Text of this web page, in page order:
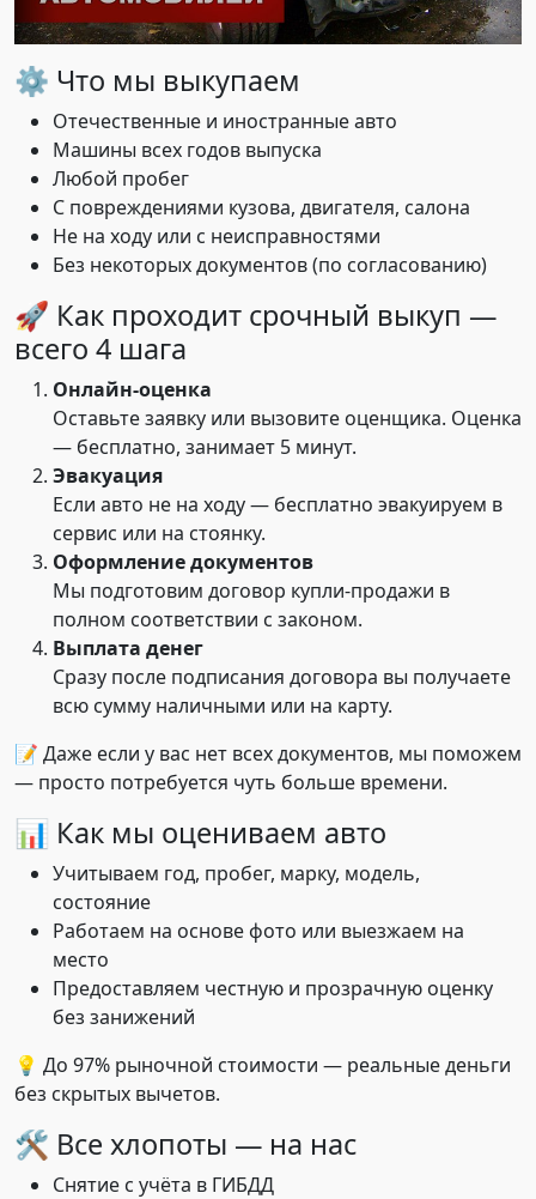
⚙️ Что мы выкупаем
Отечественные и иностранные авто
Машины всех годов выпуска
Любой пробег
С повреждениями кузова, двигателя, салона
Не на ходу или с неисправностями
Без некоторых документов (по согласованию)
🚀 Как проходит срочный выкуп —
всего 4 шага
Онлайн-оценка
Оставьте заявку или вызовите оценщика. Оценка
— бесплатно, занимает 5 минут.
Эвакуация
Если авто не на ходу — бесплатно эвакуируем в
сервис или на стоянку.
Оформление документов
Мы подготовим договор купли-продажи в
полном соответствии с законом.
Выплата денег
Сразу после подписания договора вы получаете
всю сумму наличными или на карту.
📝 Даже если у вас нет всех документов, мы поможем
— просто потребуется чуть больше времени.
📊 Как мы оцениваем авто
Учитываем год, пробег, марку, модель,
состояние
Работаем на основе фото или выезжаем на
место
Предоставляем честную и прозрачную оценку
без занижений
💡 До 97% рыночной стоимости — реальные деньги
без скрытых вычетов.
🛠️ Все хлопоты — на нас
Снятие с учёта в ГИБДД